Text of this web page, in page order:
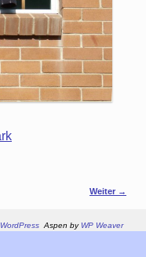
Weiter →
Aspen by WP Weaver